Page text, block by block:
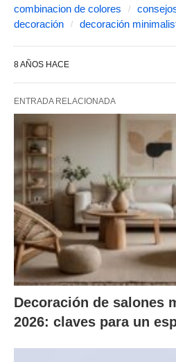
combinacion de colores
decoración
decoración
8 AÑOS HACE
ENTRADA RELACIONADA
Decoración de salones
2026: claves para un